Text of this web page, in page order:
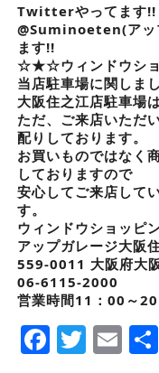
Twitterやってます!!
@Suminoeten(アッ
ます!!
☆★☆ウィンドウシ
当店駐車場に関しま
大阪住之江店駐車場
ただ、ご来店いただ
配りしております。
お買いものではなく
しておりますので
安心してご来店して
す。
ウィンドウショッピ
アップガレージ大阪
559-0011 大阪府大
06-6115-2000
営業時間11：00～